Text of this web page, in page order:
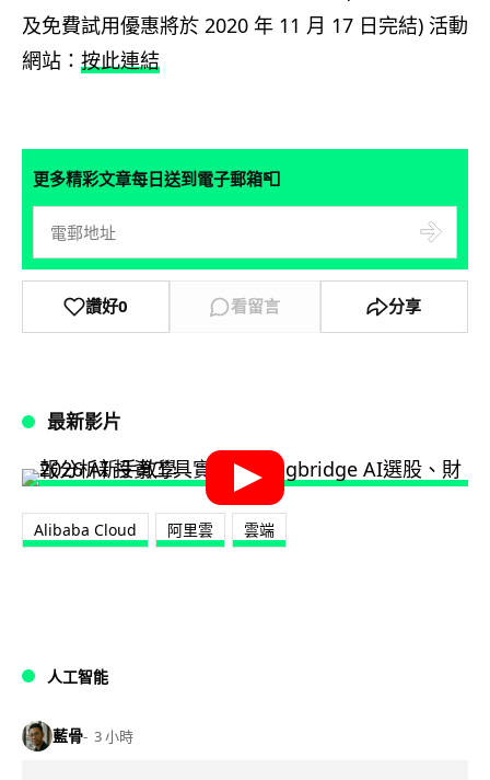
及免費試用優惠將於 2020 年 11 月 17 日完結) 活動
網站： 按此連結
更多精彩文章每日送到電子郵箱📮
讚好0 看留言 分享
最新影片
Alibaba Cloud 阿里雲 雲端
人工智能
藍骨 3 小時